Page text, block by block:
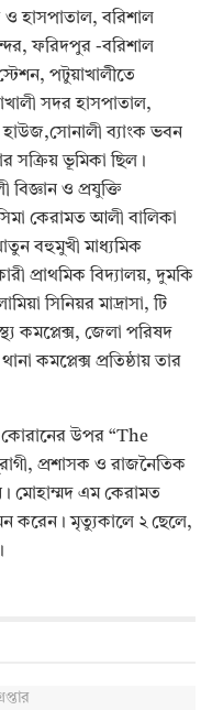
হাসপাতাল, বরিশাল
ফরিদপুর -বরিশাল
পটুয়াখালীতে
সদর হাসপাতাল,
হাউজ,সোনালী ব্যাংক ভবন
সক্রিয় ভূমিকা ছিল।
ও প্রযুক্তি
কেরামত আলী বালিকা
বহুমুখী মাধ্যমিক
প্রাথমিক বিদ্যালয়, দুমকি
সিনিয়র মাদ্রাসা, টি
কমপ্লেক্স, জেলা পরিষদ
কমপ্লেক্স প্রতিষ্ঠায় তার
উপর “The
প্রশাসক ও রাজনৈতিক
মোহাম্মদ এম কেরামত
করেন। মৃত্যুকালে ২ ছেলে,